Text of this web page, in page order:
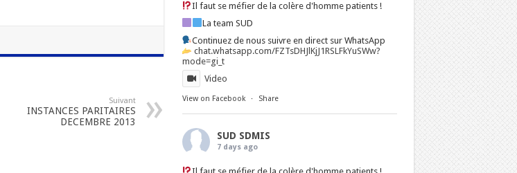
Suivant
INSTANCES PARITAIRES
DECEMBRE 2013
Il faut se méfier de la colère d'homme patients !
La team SUD
Continuez de nous suivre en direct sur WhatsApp
chat.whatsapp.com/FZTsDHJlKjJ1RSLFkYuSWw?
mode=gi_t
Video
View on Facebook · Share
SUD SDMIS
7 days ago